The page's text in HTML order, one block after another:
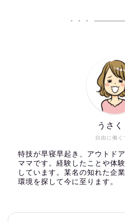
自由に働く
うさく
特技が早寝早起き、アウトド
ママです。経験したことや体
しています。某名の知れた企
環境を探して今に至ります。